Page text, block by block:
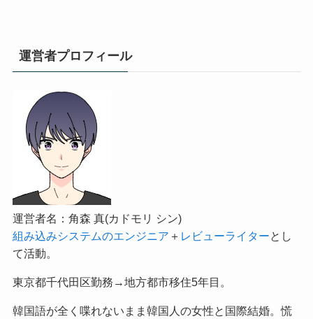
運営者プロフィール
運営者名：角森 真(カドモリ シン)
組み込みシステムのエンジニア ＋ レビューライターとし
て活動。
東京都千代田区勤務→地方都市移住5年目。
韓国語が全く喋れないまま韓国人の女性と国際結婚。慌